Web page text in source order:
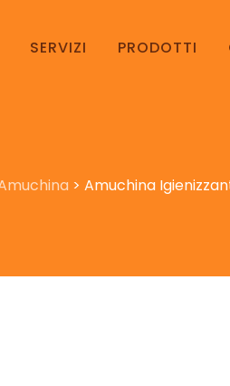
SERVIZI PRODOTTI
> Amuchina